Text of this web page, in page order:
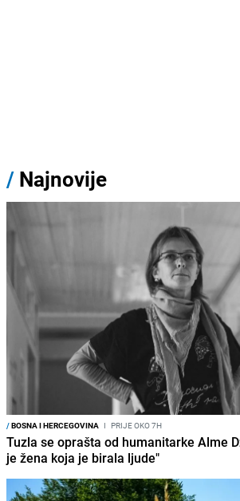
/ Najnovije
/BOSNA I HERCEGOVINA I PRIJE OKO 7H
Tuzla se oprašta od humanitarke Alme
je žena koja je birala ljude"